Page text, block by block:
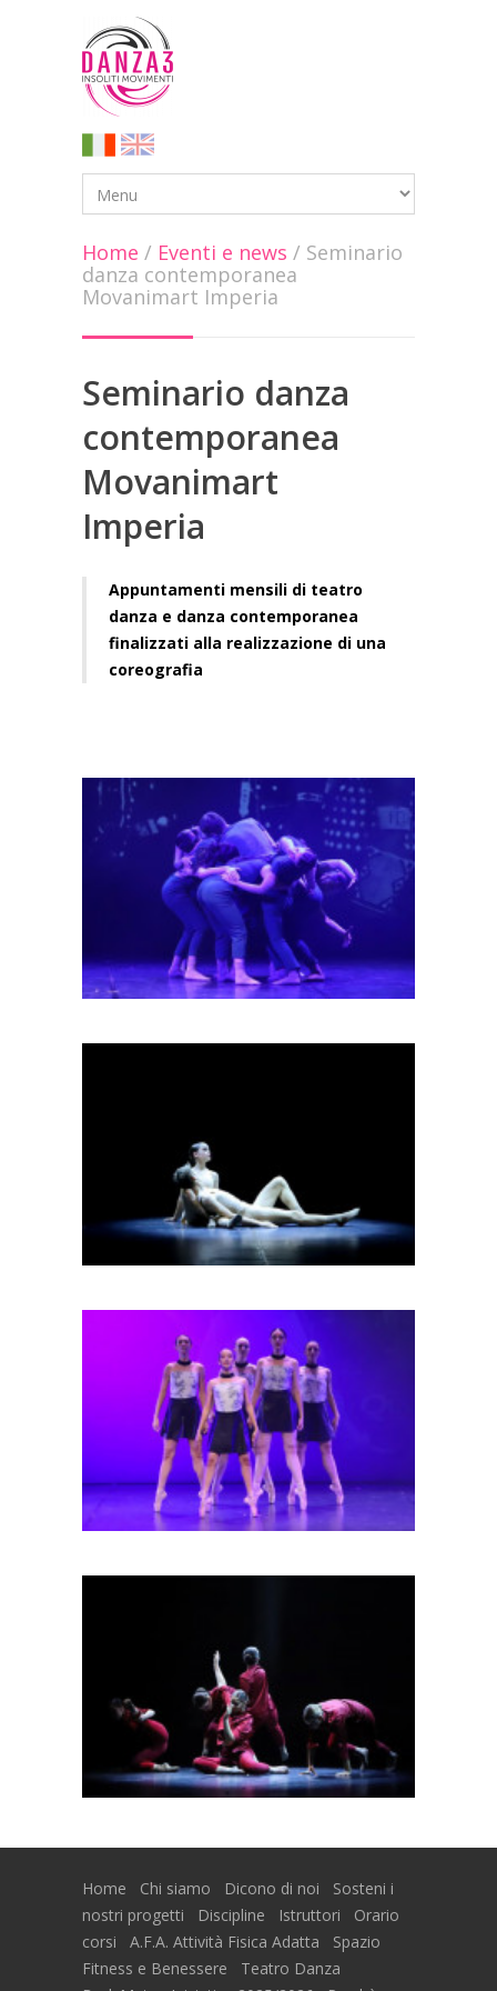
Home / Eventi e news / Seminario
danza contemporanea
Movanimart Imperia
Seminario danza
contemporanea
Movanimart
Imperia
Appuntamenti mensili di teatro
danza e danza contemporanea
finalizzati alla realizzazione di una
coreografia
Home Chi siamo Dicono di noi
Sosteni i
nostri progetti
Discipline Istruttori
Orario
corsi
A.F.A. Attività Fisica Adatta
Spazio
Fitness e Benessere
Teatro Danza